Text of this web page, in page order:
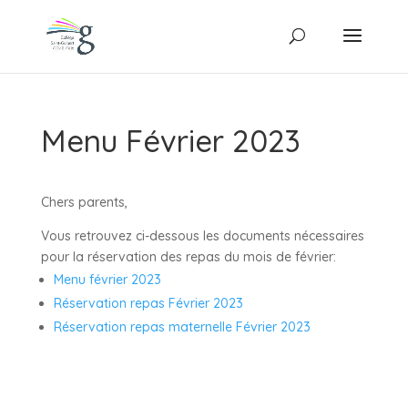
Menu Février 2023
Chers parents,
Vous retrouvez ci-dessous les documents nécessaires
pour la réservation des repas du mois de février:
Menu février 2023
Réservation repas Février 2023
Réservation repas maternelle Février 2023